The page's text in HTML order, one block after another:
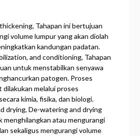
Tahapan ini bertujuan
volume lumpur yang akan diolah
kandungan padatan.
and conditioning, Tahapan
untuk menstabilkan senyawa
patogen. Proses
dilakukan melalui proses
kimia, fisika, dan biologi.
drying, De-watering and drying
menghilangkan atau mengurangi
sekaligus mengurangi volume